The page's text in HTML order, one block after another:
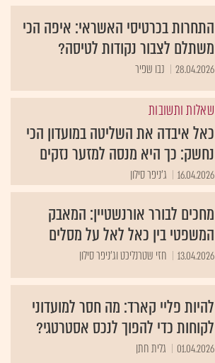
התחרות בכרטיסי האשראי: איפה הכי
משתלם לצבור נקודות לטיסה?
28.04.2026 נבו שפיר
שאלות ותשובות
כאל איבדה את השליטה במועדון הכי
נחשק: כך היא מנסה למזער נזקים
16.04.2026 ג'ניפר סילון
מחכים לבורר אורנשטיין: המאבק
המשפטי בין כאל לאל על מסלים
13.04.2026 חזי שטרנליכט וג'ניפר סילון
להיות פליי קארד: מה חסר למועדוני
לקוחות כדי להפוך לנכס אסטרטגי?
01.04.2026 גלית חתן